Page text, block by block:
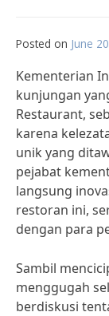
Posted on June
Kementerian
kunjungan
Restaurant,
karena
unik yang
pejabat
langsung
restoran ini,
dengan para
Sambil
menggugah
berdiskusi